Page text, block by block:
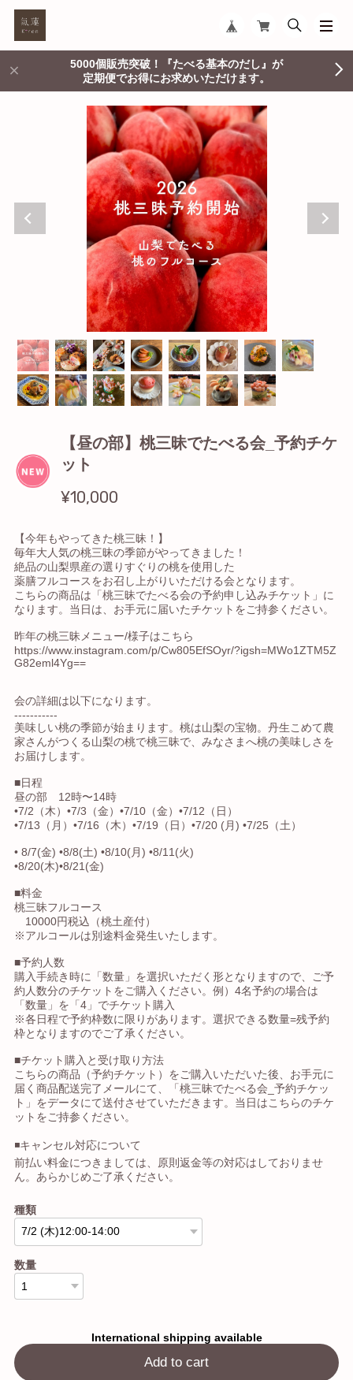
5000個販売突破！『たべる基本のだし』が
定期便でお得にお求めいただけます。
【昼の部】桃三昧でたべる会_予約チケ
ット
¥10,000
【今年もやってきた桃三昧！】
毎年大人気の桃三昧の季節がやってきました！
絶品の山梨県産の選りすぐりの桃を使用した
薬膳フルコースをお召し上がりいただける会となります。
こちらの商品は「桃三昧でたべる会の予約申し込みチケット」に
なります。当日は、お手元に届いたチケットをご持参ください。
昨年の桃三昧メニュー/様子はこちら
https://www.instagram.com/p/Cw805EfSOyr/?igsh=MWo1ZTM5Z
G82eml4Yg==
会の詳細は以下になります。
-----------
美味しい桃の季節が始まります。桃は山梨の宝物。丹生こめて農
家さんがつくる山梨の桃で桃三昧で、みなさまへ桃の美味しさを
お届けします。
■日程
昼の部 12時〜14時
•7/2（木）•7/3（金）•7/10（金）•7/12（日）
•7/13（月）•7/16（木）•7/19（日）•7/20 (月) •7/25（土）
• 8/7(金) •8/8(土) •8/10(月) •8/11(火)
•8/20(木)•8/21(金)
■料金
桃三昧フルコース
10000円税込（桃土産付）
※アルコールは別途料金発生いたします。
■予約人数
購入手続き時に「数量」を選択いただく形となりますので、ご予
約人数分のチケットをご購入ください。例）4名予約の場合は
「数量」を「4」でチケット購入
※各日程で予約枠数に限りがあります。選択できる数量=残予約
枠となりますのでご了承ください。
■チケット購入と受け取り方法
こちらの商品（予約チケット）をご購入いただいた後、お手元に
届く商品配送完了メールにて、「桃三昧でたべる会_予約チケッ
ト」をデータにて送付させていただきます。当日はこちらのチケ
ットをご持参ください。
◾️キャンセル対応について
前払い料金につきましては、原則返金等の対応はしておりませ
ん。あらかじめご了承ください。
種類
数量
International shipping available
Add to cart